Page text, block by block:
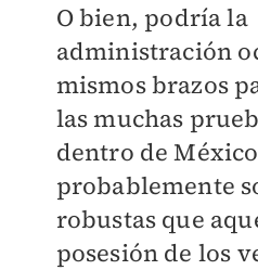
O bien, podría la
administración
mismos brazos
las muchas
dentro de
probablemente
robustas que
posesión de los